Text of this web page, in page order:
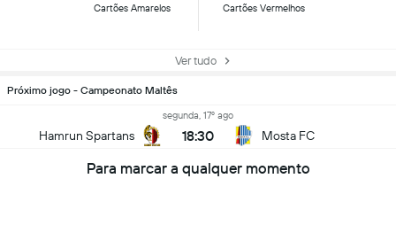
Cartões Amarelos Cartões Vermelhos
Ver tudo
Próximo jogo - Campeonato Maltês
Hamrun Spartans
segunda, 17º ago
18:30 Mosta FC
Para marcar a qualquer momento